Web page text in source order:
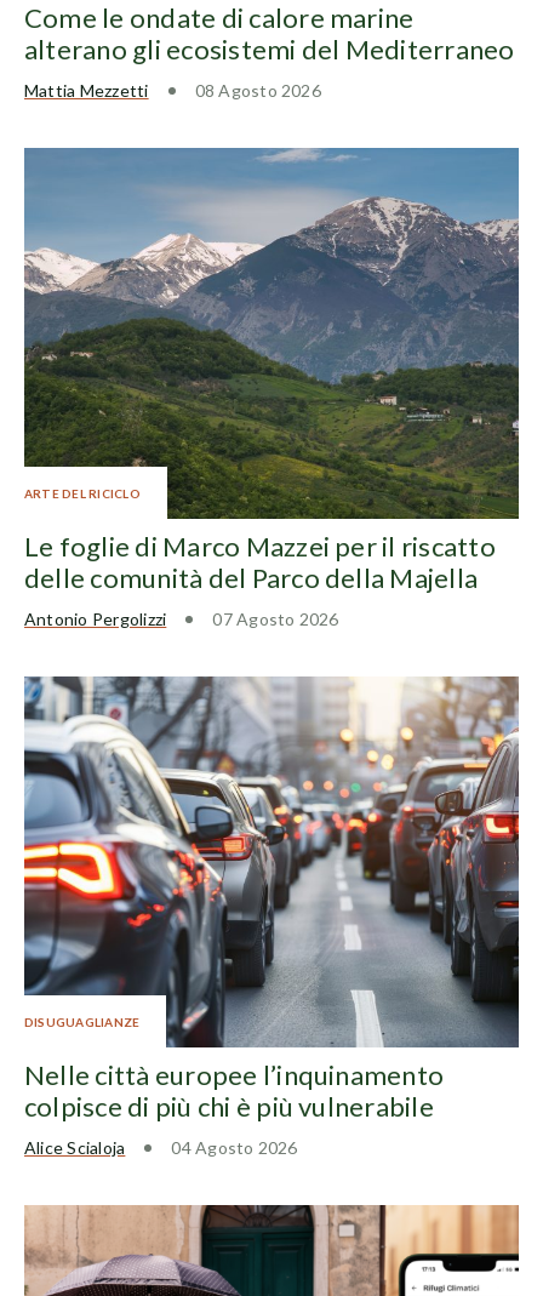
Come le ondate di calore marine
alterano gli ecosistemi del Mediterraneo
Mattia Mezzetti 08 Agosto 2026
ARTE DEL RICICLO
Le foglie di Marco Mazzei per il riscatto
delle comunità del Parco della Majella
Antonio Pergolizzi 07 Agosto 2026
DISUGUAGLIANZE
Nelle città europee l’inquinamento
colpisce di più chi è più vulnerabile
Alice Scialoja 04 Agosto 2026